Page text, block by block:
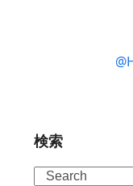
検索
Search